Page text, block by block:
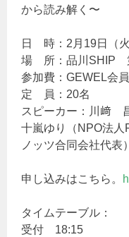
から読み解く〜
日 時：2月19日（
場 所：品川SHIP
参加費：GEWEL会
定 員：20名
スピーカー：川﨑
十嵐ゆり（NPO法
ノッツ合同会社代表）
申し込みはこちら。
タイムテーブル：
受付 18:15